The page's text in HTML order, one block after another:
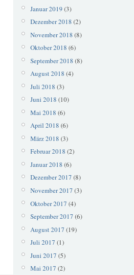
Januar 2019 (3)
Dezember 2018 (2)
November 2018 (8)
Oktober 2018 (6)
September 2018 (8)
August 2018 (4)
Juli 2018 (3)
Juni 2018 (10)
Mai 2018 (6)
April 2018 (6)
März 2018 (3)
Februar 2018 (2)
Januar 2018 (6)
Dezember 2017 (8)
November 2017 (3)
Oktober 2017 (4)
September 2017 (6)
August 2017 (19)
Juli 2017 (1)
Juni 2017 (5)
Mai 2017 (2)